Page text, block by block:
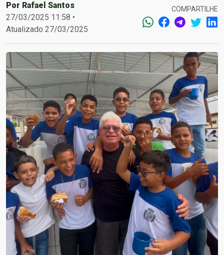
Por Rafael Santos
27/03/2025 11:58 •
Atualizado 27/03/2025
COMPARTILHE